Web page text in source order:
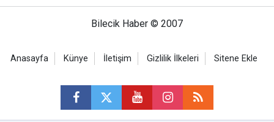
Bilecik Haber © 2007
Anasayfa Künye İletişim Gizlilik İlkeleri Sitene Ekle